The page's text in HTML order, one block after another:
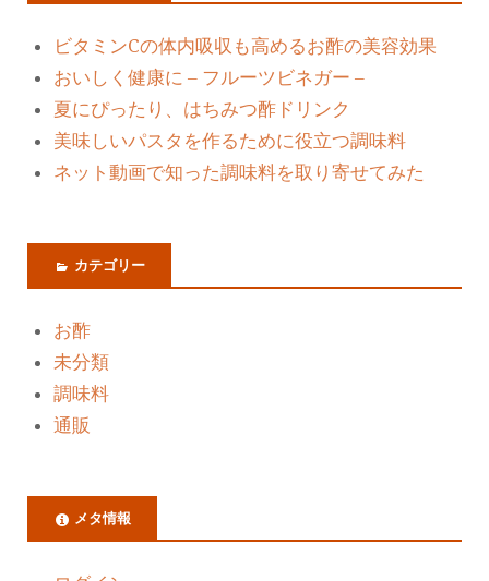
ビタミンCの体内吸収も高めるお酢の美容効果
おいしく健康に – フルーツビネガー –
夏にぴったり、はちみつ酢ドリンク
美味しいパスタを作るために役立つ調味料
ネット動画で知った調味料を取り寄せてみた
カテゴリー
お酢
未分類
調味料
通販
メタ情報